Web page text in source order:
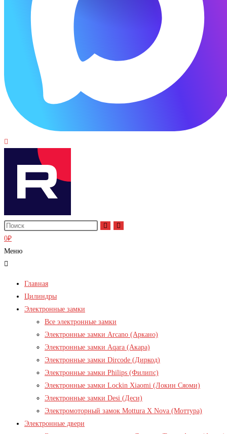
0₽
Меню
Главная
Цилиндры
Электронные замки
Все электронные замки
Электронные замки Arcano (Аркано)
Электронные замки Aqara (Акара)
Электронные замки Dircode (Диркод)
Электронные замки Philips (Филипс)
Электронные замки Lockin Xiaomi (Локин Сяоми)
Электронные замки Desi (Деси)
Электромоторный замок Mottura X Nova (Моттура)
Электронные двери